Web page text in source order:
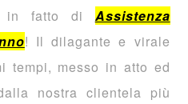
in fatto di Assistenza
! Il dilagante e virale
tempi, messo in atto ed
nostra clientela più